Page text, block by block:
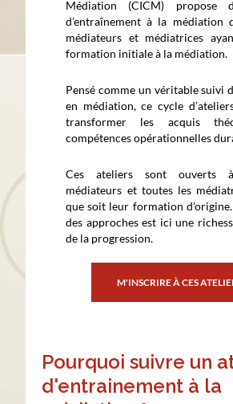
Médiation (CICM) propose
d’entraînement à la médiation
médiateurs et médiatrices
formation initiale à la médiation.
Pensé comme un véritable suivi
en médiation, ce cycle
transformer les acquis
compétences opérationnelles
Ces ateliers sont ouverts
médiateurs et toutes les
que soit leur formation
des approches est ici une
de la progression.
M'INSCRIRE À CES
Pourquoi suivre un
d'entrainement à la